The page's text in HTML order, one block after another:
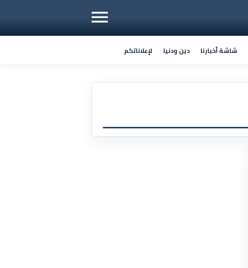
شاشة أخبارنا دين ودنيا لإعلاناتكم